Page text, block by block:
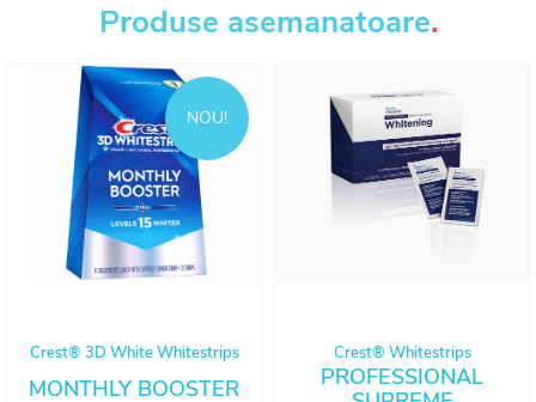
Produse asemanatoare.
Crest® 3D White Whitestrips
MONTHLY BOOSTER
NOU!
Crest® Whitestrips
PROFESSIONAL